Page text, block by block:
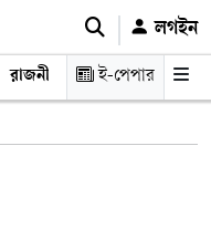
লগইন
রাজনীতি শিক্ষা স্বাস্থ্য ও
ই-পেপার